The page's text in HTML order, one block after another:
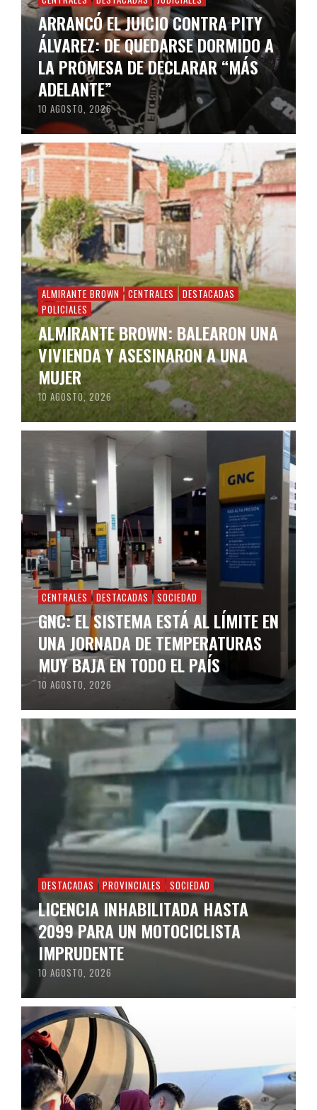
ARRANCÓ EL JUICIO CONTRA PITY
ÁLVAREZ: DE QUEDARSE DORMIDO A
LA PROMESA DE DECLARAR “MÁS
ADELANTE”
10 AGOSTO, 2026
ALMIRANTE BROWN CENTRALES
DESTACADAS
POLICIALES
ALMIRANTE BROWN: BALEARON UNA
VIVIENDA Y ASESINARON A UNA
MUJER
10 AGOSTO, 2026
CENTRALES DESTACADAS SOCIEDAD
GNC: EL SISTEMA ESTÁ AL LÍMITE EN
UNA JORNADA DE TEMPERATURAS
MUY BAJA EN TODO EL PAÍS
10 AGOSTO, 2026
DESTACADAS PROVINCIALES SOCIEDAD
LICENCIA INHABILITADA HASTA
2099 PARA UN MOTOCICLISTA
IMPRUDENTE
10 AGOSTO, 2026